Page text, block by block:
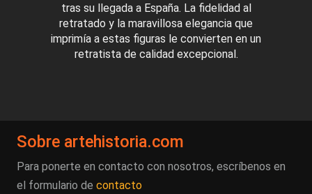
tras su llegada a España. La fidelidad al
retratado y la maravillosa elegancia que
imprimía a estas figuras le convierten en un
retratista de calidad excepcional.
Sobre artehistoria.com
Para ponerte en contacto con nosotros, escríbenos en
el formulario de contacto